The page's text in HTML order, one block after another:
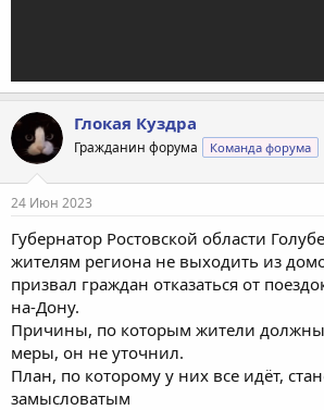
Глокая Куздра
Гражданин форума Команда форума
24 Июн 2023
Губернатор Ростовской области
жителям региона не выходить из
призвал граждан отказаться от
на-Дону.
Причины, по которым жители должны
меры, он не уточнил.
План, по которому у них все идёт,
замысловатым